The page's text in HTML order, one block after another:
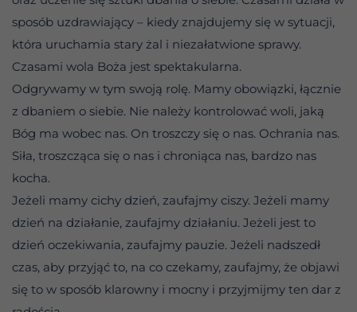
sposób uzdrawiający – kiedy znajdujemy się w sytuacji,
która uruchamia stary żal i niezałatwione sprawy.
Czasami wola Boża jest spektakularna.
Odgrywamy w tym swoją rolę. Mamy obowiązki, łącznie
z dbaniem o siebie. Nie należy kontrolować woli, jaką
Bóg ma wobec nas. On troszczy się o nas. Ochrania nas.
Siła, troszcząca się o nas i chroniąca nas, bardzo nas
kocha.
Jeżeli mamy cichy dzień, zaufajmy ciszy. Jeżeli mamy
dzień na działanie, zaufajmy działaniu. Jeżeli jest to
dzień oczekiwania, zaufajmy pauzie. Jeżeli nadszedł
czas, aby przyjąć to, na co czekamy, zaufajmy, że objawi
się to w sposób klarowny i mocny i przyjmijmy ten dar z